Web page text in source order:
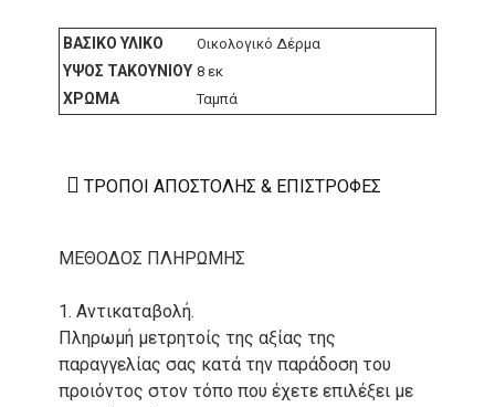
ΒΑΣΙΚΌ ΥΛΙΚΌ Οικολογικό Δέρμα
ΎΨΟΣ ΤΑΚΟΥΝΙΟΎ 8 εκ
ΧΡΏΜΑ Ταμπά
ΤΡΌΠΟΙ ΑΠΟΣΤΟΛΉΣ & ΕΠΙΣΤΡΟΦΈΣ
ΜΕΘΟΔΟΣ ΠΛΗΡΩΜΗΣ
1. Αντικαταβολή.
Πληρωμή μετρητοίς της αξίας της
παραγγελίας σας κατά την παράδοση του
προιόντος στον τόπο που έχετε επιλέξει με